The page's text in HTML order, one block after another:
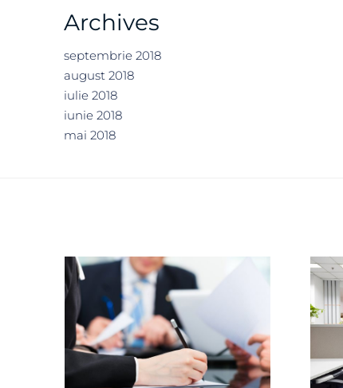
Archives
septembrie 2018
august 2018
iulie 2018
iunie 2018
mai 2018